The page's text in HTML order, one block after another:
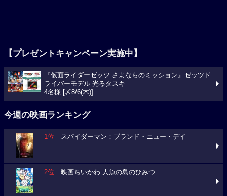
【プレゼントキャンペーン実施中】
『仮面ライダーゼッツ さよならのミッション』ゼッツド
ライバーモデル 光るタスキ
4名様 [〆8/6(木)]
今週の映画ランキング
1位 スパイダーマン：ブランド・ニュー・デイ
2位 映画ちいかわ 人魚の島のひみつ